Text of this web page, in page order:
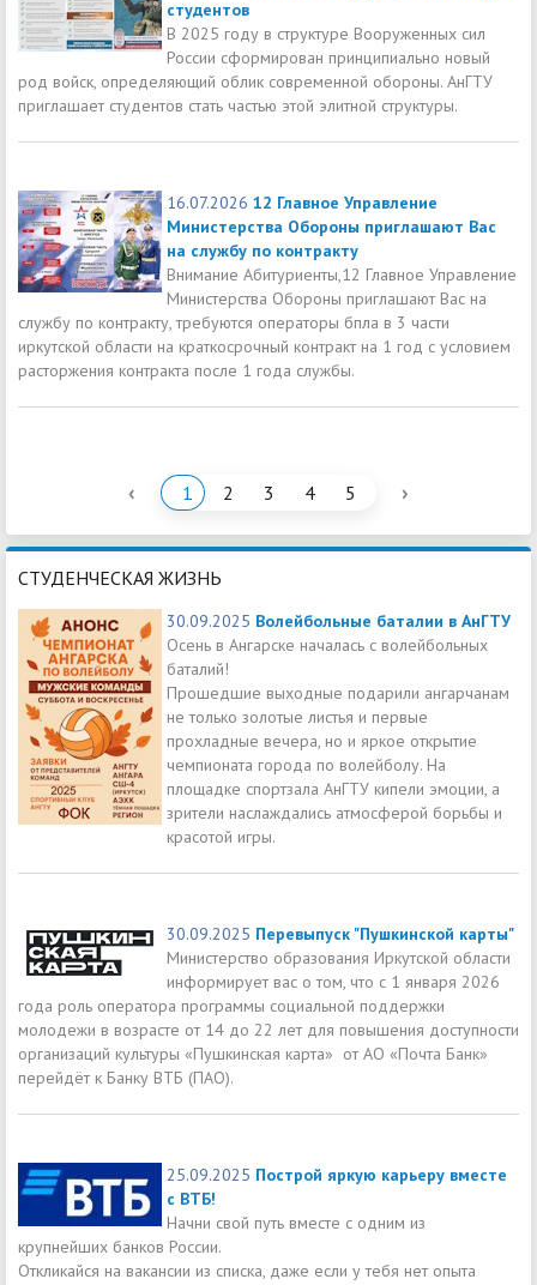
студентов
В 2025 году в структуре Вооруженных сил
России сформирован принципиально новый
род войск, определяющий облик современной обороны. АнГТУ
приглашает студентов стать частью этой элитной структуры.
16.07.2026 12 Главное Управление
Министерства Обороны приглашают Вас
на службу по контракту
Внимание Абитуриенты,12 Главное Управление
Министерства Обороны приглашают Вас на
службу по контракту, требуются операторы бпла в 3 части
иркутской области на краткосрочный контракт на 1 год с условием
расторжения контракта после 1 года службы.
‹ 1 2 3 4 5 ›
СТУДЕНЧЕСКАЯ ЖИЗНЬ
30.09.2025 Волейбольные баталии в АнГТУ
Осень в Ангарске началась с волейбольных
баталий!
Прошедшие выходные подарили ангарчанам
не только золотые листья и первые
прохладные вечера, но и яркое открытие
чемпионата города по волейболу. На
площадке спортзала АнГТУ кипели эмоции, а
зрители наслаждались атмосферой борьбы и
красотой игры.
30.09.2025 Перевыпуск "Пушкинской карты"
Министерство образования Иркутской области
информирует вас о том, что с 1 января 2026
года роль оператора программы социальной поддержки
молодежи в возрасте от 14 до 22 лет для повышения доступности
организаций культуры «Пушкинская карта» от АО «Почта Банк»
перейдёт к Банку ВТБ (ПАО).
25.09.2025 Построй яркую карьеру вместе
с ВТБ!
Начни свой путь вместе с одним из
крупнейших банков России.
Откликайся на вакансии из списка, даже если у тебя нет опыта